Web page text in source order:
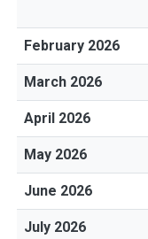
February 2026
March 2026
April 2026
May 2026
June 2026
July 2026